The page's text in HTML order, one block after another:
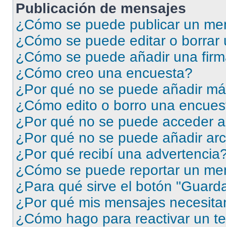
Publicación de mensajes
¿Cómo se puede publicar un
¿Cómo se puede editar o borrar
¿Cómo se puede añadir una
¿Cómo creo una encuesta?
¿Por qué no se puede añadir
¿Cómo edito o borro una
¿Por qué no se puede acceder
¿Por qué no se puede añadir
¿Por qué recibí una
¿Cómo se puede reportar un
¿Para qué sirve el botón
¿Por qué mis mensajes
¿Cómo hago para reactivar un